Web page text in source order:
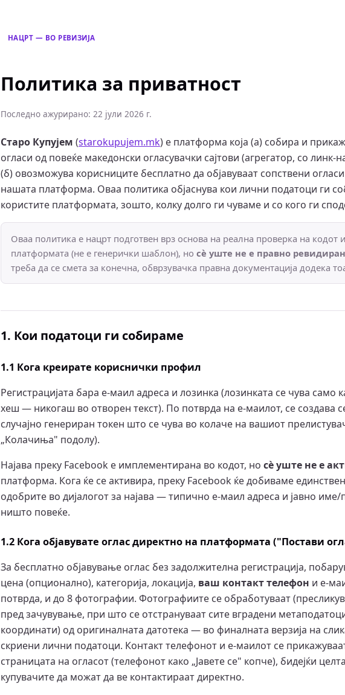
НАЦРТ — ВО РЕВИЗИЈА
Политика за приватност
Последно ажурирано: 22 јули 2026 г.
Старо Купујем (starokupujem.mk) е платформа која (а) собира и
огласи од повеќе македонски огласувачки сајтови (агрегатор, со линк-
(б) овозможува корисниците бесплатно да објавуваат сопствени
нашата платформа. Оваа политика објаснува кои лични податоци ги
користите платформата, зошто, колку долго ги чуваме и со кого ги
Оваа политика е нацрт подготвен врз основа на реална проверка на кодот
платформата (не е генерички шаблон), но сè уште не е правно
треба да се смета за конечна, обврзувачка правна документација додека
1. Кои податоци ги собираме
1.1 Кога креирате кориснички профил
Регистрацијата бара е-маил адреса и лозинка (лозинката се чува само
хеш — никогаш во отворен текст). По потврда на е-маилот, се создава
случајно генериран токен што се чува во колаче на вашиот
„Колачиња" подолу).
Најава преку Facebook е имплементирана во кодот, но сè уште не е
платформа. Кога ќе се активира, преку Facebook ќе добиваме
одобрите во дијалогот за најава — типично е-маил адреса и јавно
ништо повеќе.
1.2 Кога објавувате оглас директно на платформата ("Постави
За бесплатно објавување оглас без задолжителна регистрација,
цена (опционално), категорија, локација, ваш контакт телефон и е-
потврда, и до 8 фотографии. Фотографиите се обработуваат
пред зачувување, при што се отстрануваат сите вградени
координати) од оригиналната датотека — во финалната верзија на
скриени лични податоци. Контакт телефонот и е-маилот се
страницата на огласот (телефонот како „Јавете се" копче), бидејќи
купувачите да можат да ве контактираат директно.